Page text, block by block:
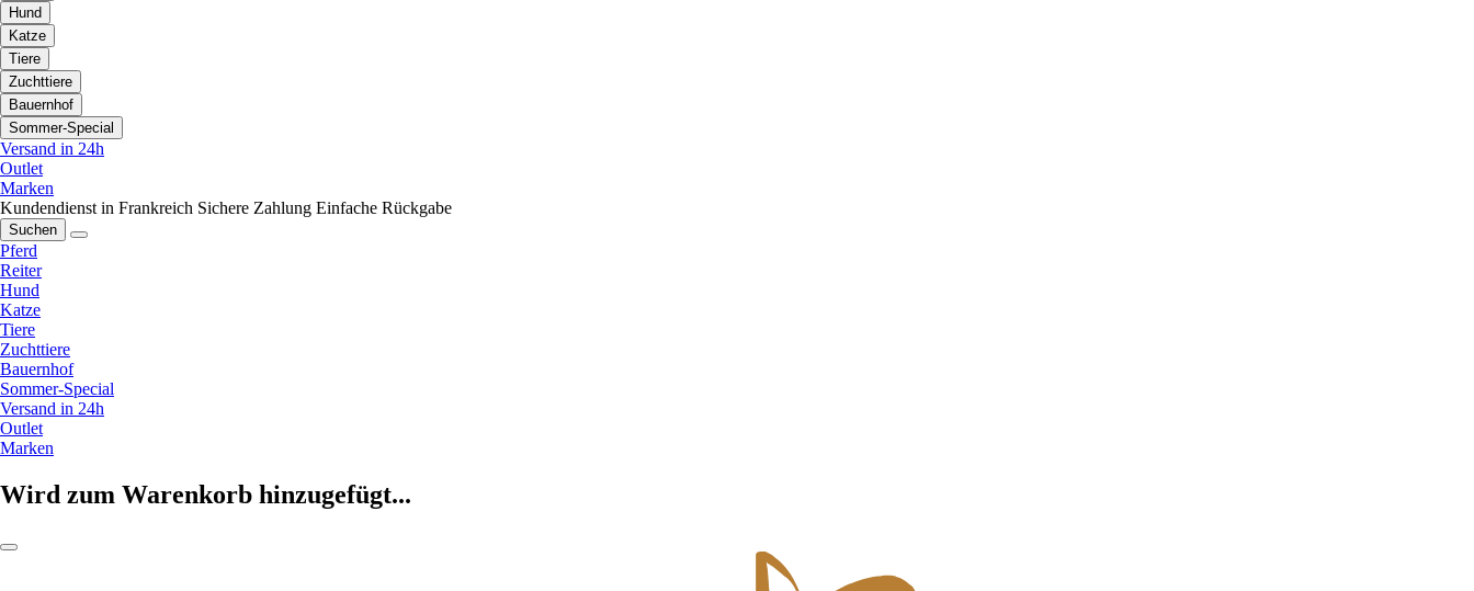
Hund
Katze
Tiere
Zuchttiere
Bauernhof
Sommer-Special
Versand in 24h
Outlet
Marken
Kundendienst in Frankreich Sichere Zahlung Einfache Rückgabe
Suchen
Pferd
Reiter
Hund
Katze
Tiere
Zuchttiere
Bauernhof
Sommer-Special
Versand in 24h
Outlet
Marken
Wird zum Warenkorb hinzugefügt...